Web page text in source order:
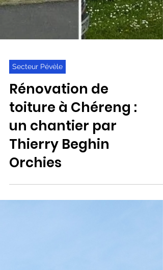
Secteur Pévèle
Rénovation de
toiture à Chéreng :
un chantier par
Thierry Beghin
Orchies